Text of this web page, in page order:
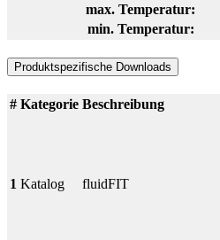
max. Temperatur:
min. Temperatur:
Produktspezifische Downloads
# Kategorie Beschreibung
1 Katalog fluidFIT